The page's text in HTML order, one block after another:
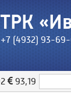
+7 (4932) 93-
93,19